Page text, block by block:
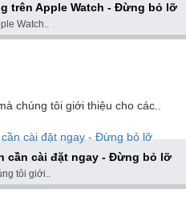
trên Apple Watch - Đừng bỏ lỡ
Watch..
chúng tôi giới thiệu cho các..
cần cài đặt ngay - Đừng bỏ lỡ
tôi giới..